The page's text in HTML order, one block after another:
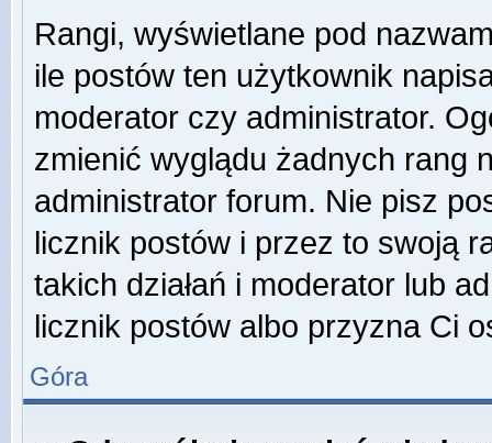
Rangi, wyświetlane pod
ile postów ten użytkownik
moderator czy administrator.
zmienić wyglądu żadnych rang
administrator forum. Nie pisz
licznik postów i przez to swoją
takich działań i moderator lub
licznik postów albo przyzna Ci
Góra